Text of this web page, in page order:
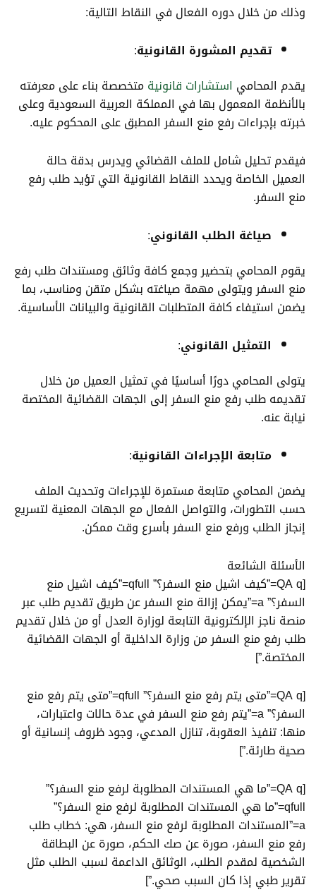
وذلك من خلال دوره الفعال في النقاط التالية:
تقديم المشورة القانونية:
يقدم المحامي استشارات قانونيةمتخصصة بناء على معرفته
بالأنظمة المعمول بها في المملكة العربية السعودية وعلى
خبرته بإجراءات رفع منع السفر المطبق على المحكوم عليه.
فيقدم تحليل شامل للملف القضائي ويدرس بدقة حالة
العميل الخاصة ويحدد النقاط القانونية التي تؤيد طلب رفع
منع السفر.
صياغة الطلب القانوني:
يقوم المحامي بتحضير وجمع كافة وثائق ومستندات طلب رفع
منع السفر ويتولى مهمة صياغته بشكل متقن ومناسب، بما
يضمن استيفاء كافة المتطلبات القانونية والبيانات الأساسية.
التمثيل القانوني:
يتولى المحامي دورًا أساسيًا في تمثيل العميل من خلال
تقديمه طلب رفع منع السفر إلى الجهات القضائية المختصة
نيابة عنه.
متابعة الإجراءات القانونية:
يضمن المحامي متابعة مستمرة للإجراءات وتحديث الملف
حسب التطورات، والتواصل الفعال مع الجهات المعنية لتسريع
إنجاز الطلب ورفع منع السفر بأسرع وقت ممكن.
الأسئلة الشائعة
[QA q=”كيف اشيل منع السفر؟” qfull=”كيف اشيل منع
السفر؟” a=”يمكن إزالة منع السفر عن طريق تقديم طلب عبر
منصة ناجز الإلكترونية التابعة لوزارة العدل أو من خلال تقديم
طلب رفع منع السفر من وزارة الداخلية أو الجهات القضائية
المختصة.”]
[QA q=”متى يتم رفع منع السفر؟” qfull=”متى يتم رفع منع
السفر؟” a=”يتم رفع منع السفر في عدة حالات واعتبارات،
منها: تنفيذ العقوبة، تنازل المدعي، وجود ظروف إنسانية أو
صحية طارئة.”]
[QA q=”ما هي المستندات المطلوبة لرفع منع السفر؟”
qfull=”ما هي المستندات المطلوبة لرفع منع السفر؟”
a=”المستندات المطلوبة لرفع منع السفر، هي: خطاب طلب
رفع منع السفر، صورة عن صك الحكم، صورة عن البطاقة
الشخصية لمقدم الطلب، الوثائق الداعمة لسبب الطلب مثل
تقرير طبي إذا كان السبب صحي.”]